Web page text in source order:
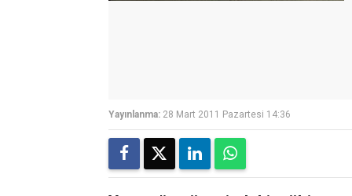
Yayınlanma: 28 Mart 2011 Pazartesi 14:36